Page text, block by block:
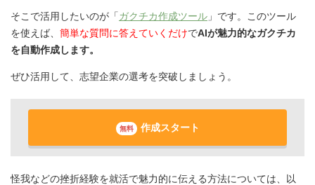
そこで活用したいのが「ガクチカ作成ツール 」です。このツール
を使えば、 簡単な質問に答えていくだけでAIが魅力的なガクチカ
を自動作成します。
ぜひ活用して、志望企業の選考を突破しましょう。
無料 作成スタート
怪我などの挫折経験を就活で魅力的に伝える方法については、以